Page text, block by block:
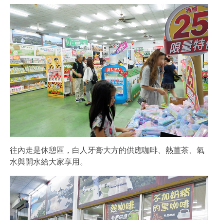
往內走是休憩區，白人牙膏大方的供應咖啡、熱薑茶、氣
水與開水給大家享用。